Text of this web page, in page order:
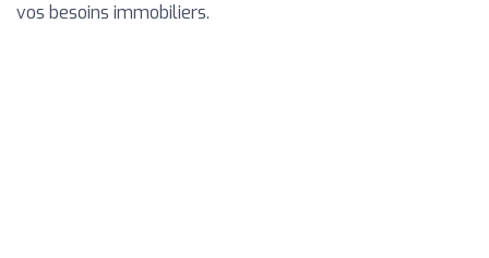
vos besoins immobiliers.